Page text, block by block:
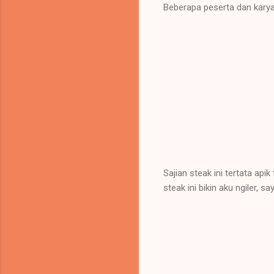
Beberapa peserta dan
Sajian steak ini tertata
steak ini bikin aku ngiler,